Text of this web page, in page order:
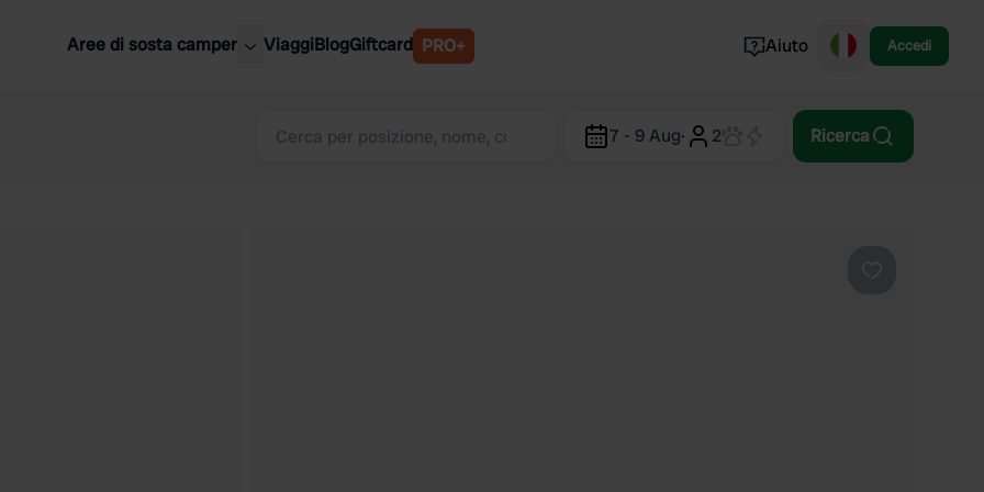
Aree di sosta camper
Slovenia
Portogallo
ViaggiBlogGiftcard PRO+ Aiuto Accedi
7 - 9 Aug· 2 Ricerca